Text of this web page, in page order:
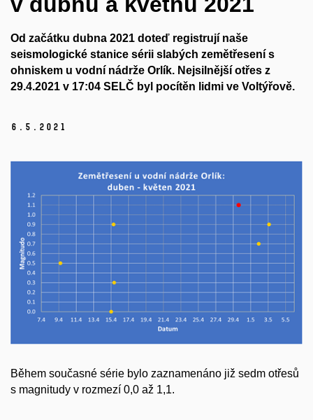
Od začátku dubna 2021 doteď registrují naše
seismologické stanice sérii slabých zemětřesení s
ohniskem u vodní nádrže Orlík. Nejsilnější otřes z
29.4.2021 v 17:04 SELČ byl pocítěn lidmi ve Voltýřově.
6. 5. 2021
Během současné série bylo zaznamenáno již sedm otřesů
s magnitudy v rozmezí 0,0 až 1,1.